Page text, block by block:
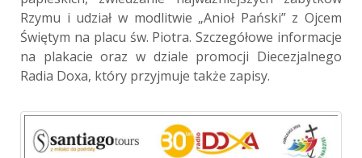
Rzymu i udział w modlitwie „Anioł Pański” z Ojcem
Świętym na placu św. Piotra. Szczegółowe informacje
na plakacie oraz w dziale promocji Diecezjalnego
Radia Doxa, który przyjmuje także zapisy.